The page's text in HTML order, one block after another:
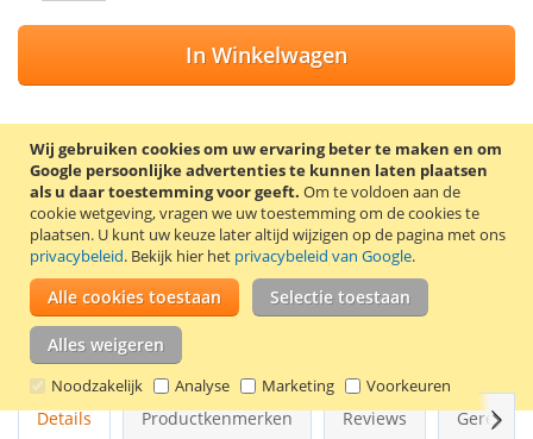
Wij gebruiken cookies om uw ervaring beter te maken en om
Google persoonlijke advertenties te kunnen laten plaatsen
als u daar toestemming voor geeft. Om te voldoen aan de
cookie wetgeving, vragen we uw toestemming om de cookies te
plaatsen. U kunt uw keuze later altijd wijzigen op de pagina met ons
privacybeleid. Bekijk hier het privacybeleid van Google.
Alle cookies toestaan Selectie toestaan
Alles weigeren
Noodzakelijk Analyse Marketing Voorkeuren
In Winkelwagen
VOEG TOE AAN VERLANGLIJST
TOEVOEGEN OM TE VERGELIJKEN
De Cerva FM-3 oorkappen verlagen het geluidsniveau met
gemiddeld 34 dB. De oorkappen hebben met schuim gevulde
afdichtingskussens en een duurzame, gemakkelijk verstelbare
hoofdband. De lichte en comfortabele hoofdband zorgt voor
weinig druk, zelfs als deze lange tijd wordt gedragen.
Details Productkenmerken Reviews